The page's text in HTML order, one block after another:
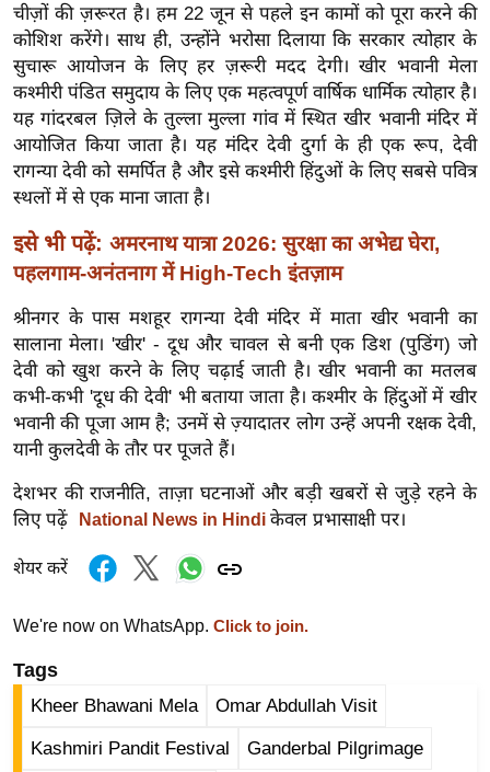
मि
सा
ल
बे
मि
सा
ल
श
ख्सि
त
यं
ग
इं
डि
सा
त्य
ग
ऑ
टो
व
चीज़ों की ज़रूरत है। हम 22 जून से पहले इन कामों को पूरा करने की
कोशिश करेंगे। साथ ही, उन्होंने भरोसा दिलाया कि सरकार त्योहार के
सुचारू आयोजन के लिए हर ज़रूरी मदद देगी। खीर भवानी मेला
कश्मीरी पंडित समुदाय के लिए एक महत्वपूर्ण वार्षिक धार्मिक त्योहार है।
यह गांदरबल ज़िले के तुल्ला मुल्ला गांव में स्थित खीर भवानी मंदिर में
आयोजित किया जाता है। यह मंदिर देवी दुर्गा के ही एक रूप, देवी
रागन्या देवी को समर्पित है और इसे कश्मीरी हिंदुओं के लिए सबसे पवित्र
स्थलों में से एक माना जाता है।
इसे भी पढ़ें: अमरनाथ यात्रा 2026: सुरक्षा का अभेद्य घेरा,
पहलगाम-अनंतनाग में High-Tech इंतज़ाम
श्रीनगर के पास मशहूर रागन्या देवी मंदिर में माता खीर भवानी का
सालाना मेला। 'खीर' - दूध और चावल से बनी एक डिश (पुडिंग) जो
देवी को खुश करने के लिए चढ़ाई जाती है। खीर भवानी का मतलब
कभी-कभी 'दूध की देवी' भी बताया जाता है। कश्मीर के हिंदुओं में खीर
भवानी की पूजा आम है; उनमें से ज़्यादातर लोग उन्हें अपनी रक्षक देवी,
यानी कुलदेवी के तौर पर पूजते हैं।
देशभर की राजनीति, ताज़ा घटनाओं और बड़ी खबरों से जुड़े रहने के
लिए पढ़ें
National News in Hindi केवल प्रभासाक्षी पर।
शेयर करें
We're now on WhatsApp. Click to join.
Tags
Kheer Bhawani Mela Omar Abdullah Visit
Kashmiri Pandit Festival Ganderbal Pilgrimage